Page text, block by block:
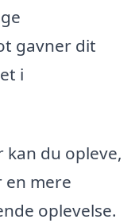
gavner dit
i
kan du opleve,
en mere
oplevelse.